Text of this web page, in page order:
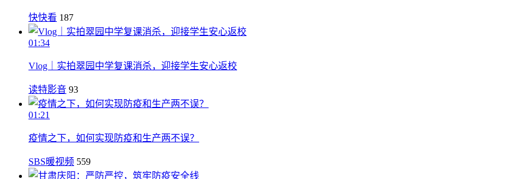
快快看 187
01:34
Vlog｜实拍翠园中学复课消杀，迎接学生安心返校
读特影音 93
01:21
疫情之下，如何实现防疫和生产两不误？
SBS暖视频 559